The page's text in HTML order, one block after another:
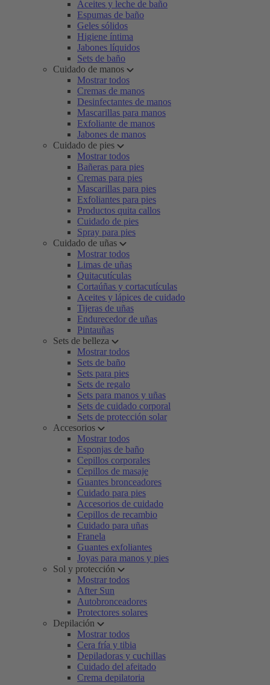
Aceites y leche de baño
Espumas de baño
Geles sólidos
Higiene íntima
Jabones líquidos
Sets de baño
Cuidado de manos
Mostrar todos
Cremas de manos
Desinfectantes de manos
Mascarillas para manos
Exfoliante de manos
Jabones de manos
Cuidado de pies
Mostrar todos
Bañeras para pies
Cremas para pies
Mascarillas para pies
Exfoliantes para pies
Productos quita callos
Cuidado de pies
Spray para pies
Cuidado de uñas
Mostrar todos
Limas de uñas
Quitacutículas
Cortaúñas y cortacutículas
Aceites y lápices de cuidado
Tijeras de uñas
Endurecedor de uñas
Pintauñas
Sets de belleza
Mostrar todos
Sets de baño
Sets para pies
Sets de regalo
Sets para manos y uñas
Sets de cuidado corporal
Sets de protección solar
Accesorios
Mostrar todos
Esponjas de baño
Cepillos corporales
Cepillos de masaje
Guantes bronceadores
Cuidado para pies
Accesorios de cuidado
Cepillos de recambio
Cuidado para uñas
Franela
Guantes exfoliantes
Joyas para manos y pies
Sol y protección
Mostrar todos
After Sun
Autobronceadores
Protectores solares
Depilación
Mostrar todos
Cera fría y tibia
Depiladoras y cuchillas
Cuidado del afeitado
Crema depilatoria